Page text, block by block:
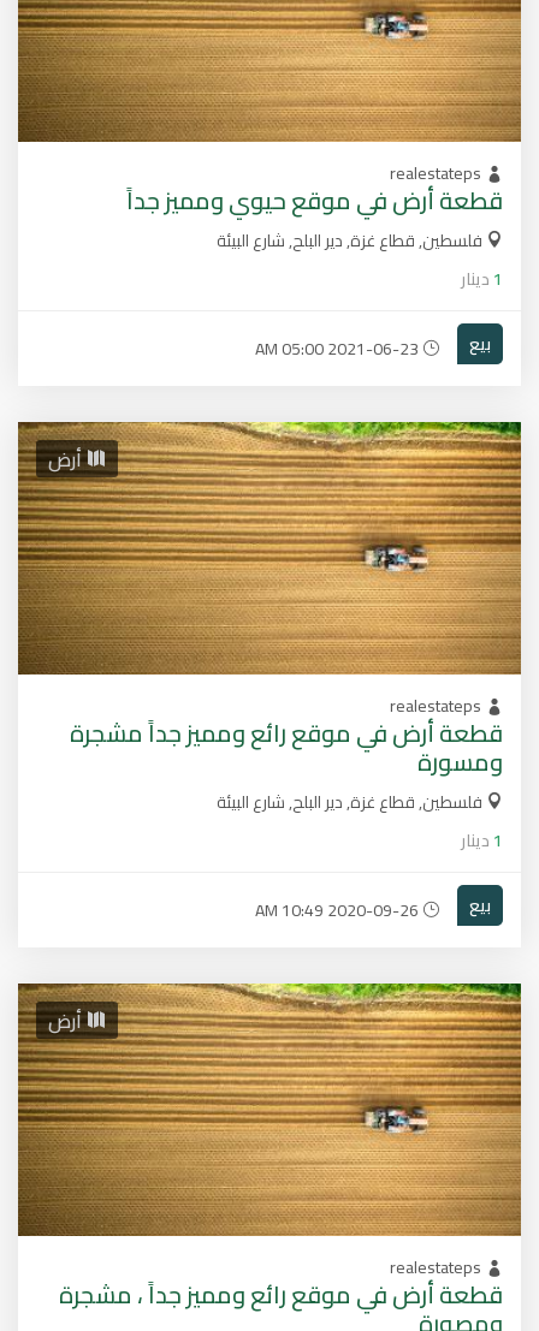
realestateps
قطعة أرض في موقع حيوي ومميز جداً
فلسطين, قطاع غزة, دير البلح, شارع البيئة
1دينار
بيع
أرض
realestateps
قطعة أرض في موقع رائع ومميز جداً مشجرة
ومسورة
فلسطين, قطاع غزة, دير البلح, شارع البيئة
1دينار
بيع
أرض
realestateps
قطعة أرض في موقع رائع ومميز جداً ، مشجرة